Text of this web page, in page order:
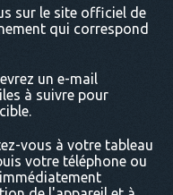
sur le site officiel de
qui correspond
un e-mail
à suivre pour
vous à votre tableau
votre téléphone ou